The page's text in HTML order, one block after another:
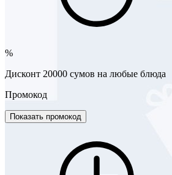
%
Дисконт 20000 сумов на любые блюда
Промокод
Показать промокод